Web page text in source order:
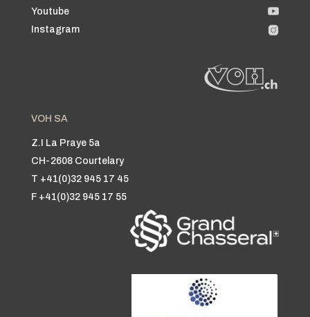
Youtube
Instagram
VOH SA
Z.I La Praye 5a
CH-2608 Courtelary
T +41(0)32 945 17 45
F +41(0)32 945 17 55